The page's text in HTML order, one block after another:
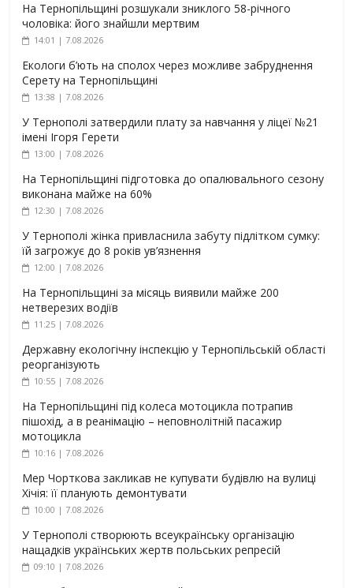
На Тернопільщині розшукали зниклого 58-річного
чоловіка: його знайшли мертвим
14:01 | 7.08.2026
Екологи б’ють на сполох через можливе забруднення
Серету на Тернопільщині
13:38 | 7.08.2026
У Тернополі затвердили плату за навчання у ліцеї №21
імені Ігоря Герети
13:00 | 7.08.2026
На Тернопільщині підготовка до опалювального сезону
виконана майже на 60%
12:30 | 7.08.2026
У Тернополі жінка привласнила забуту підлітком сумку:
їй загрожує до 8 років ув’язнення
12:00 | 7.08.2026
На Тернопільщині за місяць виявили майже 200
нетверезих водіїв
11:25 | 7.08.2026
Державну екологічну інспекцію у Тернопільській області
реорганізують
10:55 | 7.08.2026
На Тернопільщині під колеса мотоцикла потрапив
пішохід, а в реанімацію – неповнолітній пасажир
мотоцикла
10:16 | 7.08.2026
Мер Чорткова закликав не купувати будівлю на вулиці
Хічія: її планують демонтувати
10:00 | 7.08.2026
У Тернополі створюють всеукраїнську організацію
нащадків українських жертв польських репресій
09:10 | 7.08.2026